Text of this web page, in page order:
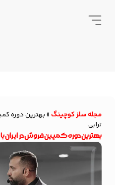
مجله سلز کوچینگ»بهترین دوره
ترابی
بهترین دوره کمپین فروش در ایران